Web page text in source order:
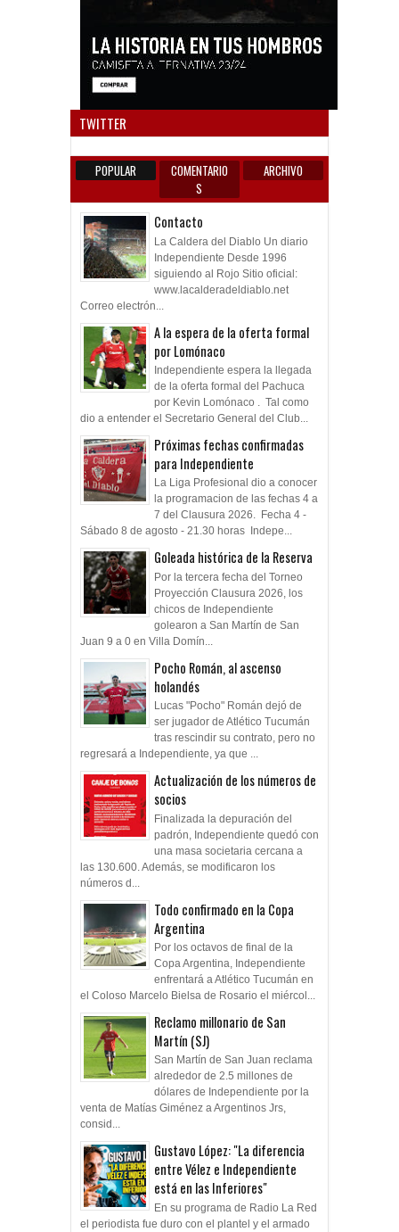
TWITTER
POPULAR
COMENTARIO
S
ARCHIVO
Contacto
La Caldera del Diablo Un diario
Independiente Desde 1996
siguiendo al Rojo Sitio oficial:
www.lacalderadeldiablo.net
Correo electrón...
A la espera de la oferta formal
por Lomónaco
Independiente espera la llegada
de la oferta formal del Pachuca
por Kevin Lomónaco . Tal como
dio a entender el Secretario General del Club...
Próximas fechas confirmadas
para Independiente
La Liga Profesional dio a conocer
la programacion de las fechas 4 a
7 del Clausura 2026. Fecha 4 -
Sábado 8 de agosto - 21.30 horas Indepe...
Goleada histórica de la Reserva
Por la tercera fecha del Torneo
Proyección Clausura 2026, los
chicos de Independiente
golearon a San Martín de San
Juan 9 a 0 en Villa Domín...
Pocho Román, al ascenso
holandés
Lucas "Pocho" Román dejó de
ser jugador de Atlético Tucumán
tras rescindir su contrato, pero no
regresará a Independiente, ya que ...
Actualización de los números de
socios
Finalizada la depuración del
padrón, Independiente quedó con
una masa societaria cercana a
las 130.600. Además, se modificaron los
números d...
Todo confirmado en la Copa
Argentina
Por los octavos de final de la
Copa Argentina, Independiente
enfrentará a Atlético Tucumán en
el Coloso Marcelo Bielsa de Rosario el miércol...
Reclamo millonario de San
Martín (SJ)
San Martín de San Juan reclama
alrededor de 2.5 millones de
dólares de Independiente por la
venta de Matías Giménez a Argentinos Jrs,
consid...
Gustavo López: "La diferencia
entre Vélez e Independiente
está en las Inferiores"
En su programa de Radio La Red
el periodista fue duro con el plantel y el armado